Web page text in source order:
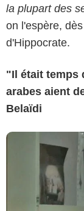
la plupart des
on l'espère,
d'Hippocrate.
"Il était temps
arabes aient
Belaïdi